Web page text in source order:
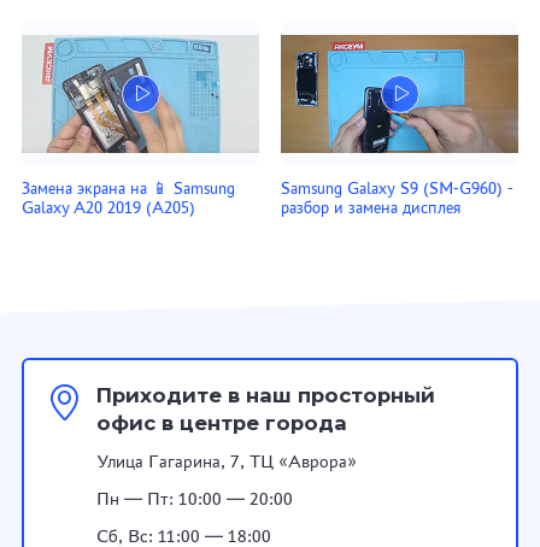
Замена экрана на 📱 Samsung
Galaxy A20 2019 (A205)
Samsung Galaxy S9 (SM-G960) -
разбор и замена дисплея
Приходите в наш просторный
офис в центре города
Улица Гагарина, 7, ТЦ «Аврора»
Пн — Пт: 10:00 — 20:00
Сб, Вс: 11:00 — 18:00